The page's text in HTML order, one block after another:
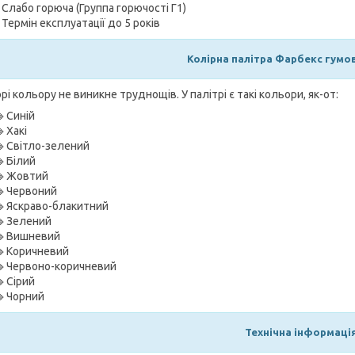
Слабо горюча (Группа горючості Г1)
Термін експлуатації до 5 років
Колірна палітра Фарбекс
кольору не виникне труднощів. У палітрі є такі кольори, як-от:
зелений
блакитний
коричневий
Технічна